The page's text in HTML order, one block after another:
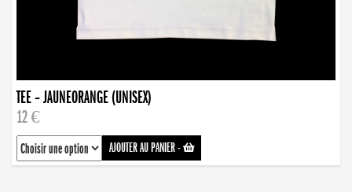
TEE – JAUNEORANGE (UNISEX)
12 €
AJOUTER AU PANIER-